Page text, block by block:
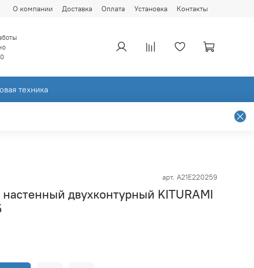
О компании Доставка Оплата Установка Контакты
техника
арт. A21E220259
двухконтурный KITURAMI